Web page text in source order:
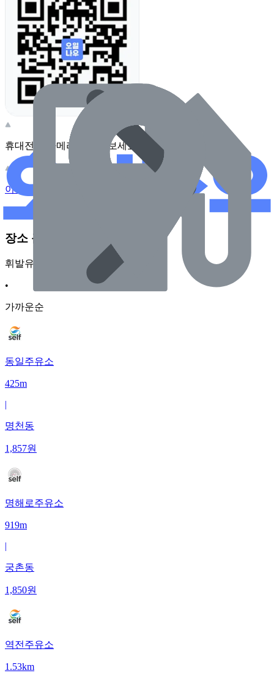
휴대전화 카메라로 찍어보세요
이 주유소의 사장님이신가요?
장소 근처 주유소
휘발유
•
가까운순
동일주유소
425m
|
명천동
1,857원
명해로주유소
919m
|
궁촌동
1,850원
역전주유소
1.53km